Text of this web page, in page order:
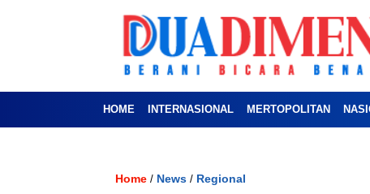
HOME INTERNASIONAL MERTOPOLITAN
Home / News / Regional